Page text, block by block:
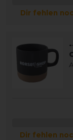
Dir fehlen
Dir fehlen